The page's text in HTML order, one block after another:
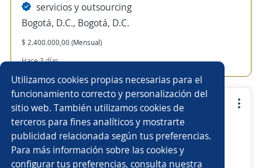
Utilizamos cookies propias necesarias para el
funcionamiento correcto y personalización del
sitio web. También utilizamos cookies de
terceros para fines analíticos y mostrarte
publicidad relacionada según tus preferencias.
Para más información sobre las cookies y
configurar tus preferencias, consulta nuestra
servicios y outsourcing
Bogotá, D.C., Bogotá, D.C.
$ 2.400.000,00 (Mensual)
Hace 3 días
Steward Lavaplatos
servicios y outsourcing
Bogotá, D.C., Bogotá, D.C.